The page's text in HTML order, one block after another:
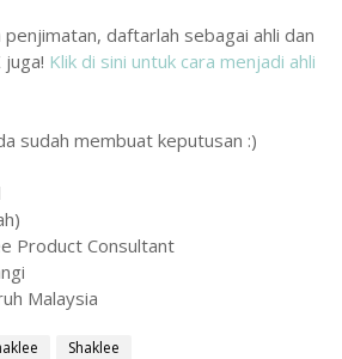
daftarlah sebagai ahli dan
juga! Klik di sini untuk cara menjadi ahli
sudah membuat keputusan :)
Product Consultant
Malaysia
Shaklee